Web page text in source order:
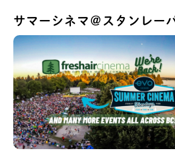
サマーシネマ＠スタンレー